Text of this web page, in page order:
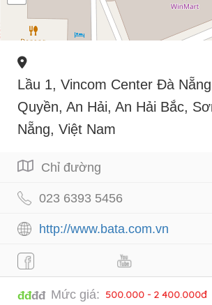
Lầu 1, Vincom Center Đà
Quyền, An Hải, An Hải Bắc,
Nẵng, Việt Nam
Chỉ đường
023 6393 5456
http://www.bata.com.vn
đđđđ Mức giá: 500.000 - 2 400.000đ